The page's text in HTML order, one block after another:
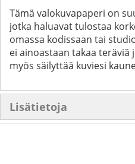
Tämä valokuvapaperi on
jotka haluavat tulostaa
omassa kodissaan tai
ei ainoastaan takaa teräviä
myös säilyttää kuviesi
Lisätietoja